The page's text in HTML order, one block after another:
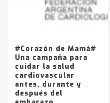
Los precios
La Pampa,
entre 857 a
#Corazón de Mamá#
Una campaña para
cuidar la salud
cardiovascular
antes, durante y
después del